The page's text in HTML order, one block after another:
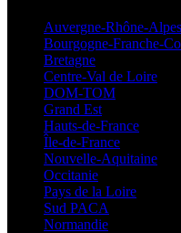
Auvergne-Rhône-Alpes
Bourgogne-Franche-
Bretagne
Centre-Val de Loire
DOM-TOM
Grand Est
Hauts-de-France
Île-de-France
Nouvelle-Aquitaine
Occitanie
Pays de la Loire
Sud PACA
Normandie